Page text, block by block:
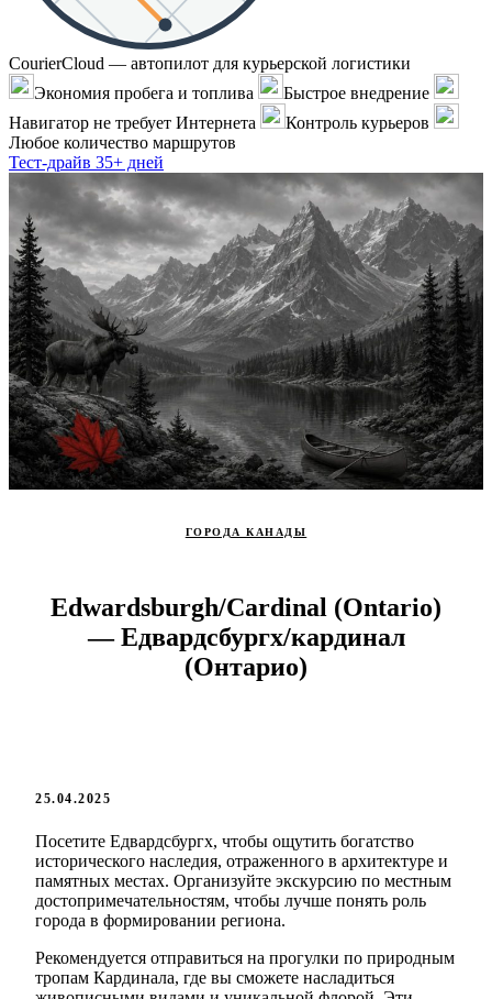
CourierCloud — автопилот для курьерской логистики
Экономия пробега и топлива
Быстрое внедрение
Навигатор не требует Интернета
Контроль курьеров
Любое количество маршрутов
Тест-драйв 35+ дней
ГОРОДА КАНАДЫ
Edwardsburgh/Cardinal (Ontario)
— Едвардсбургх/кардинал
(Онтарио)
25.04.2025
Посетите Едвардсбургх, чтобы ощутить богатство
исторического наследия, отраженного в архитектуре и
памятных местах. Организуйте экскурсию по местным
достопримечательностям, чтобы лучше понять роль
города в формировании региона.
Рекомендуется отправиться на прогулки по природным
тропам Кардинала, где вы сможете насладиться